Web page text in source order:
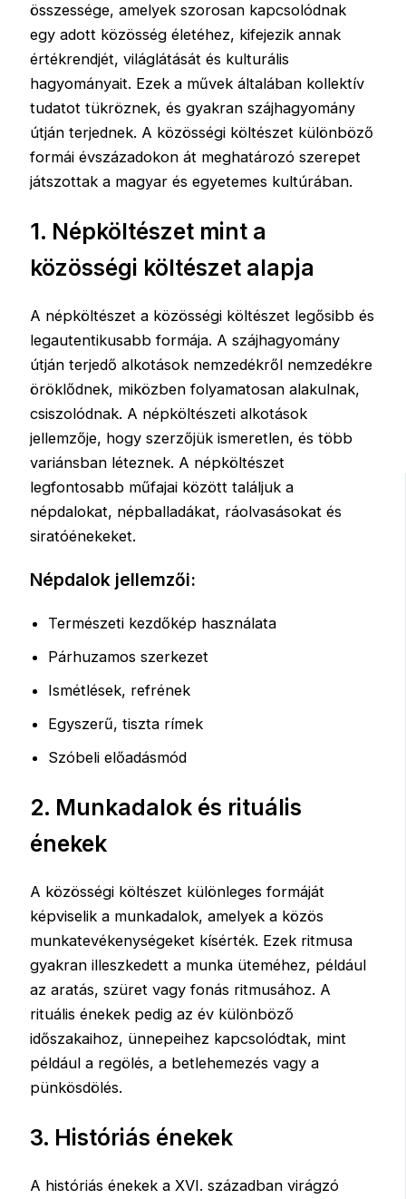
összessége, amelyek szorosan kapcsolódnak
egy adott közösség életéhez, kifejezik annak
értékrendjét, világlátását és kulturális
hagyományait. Ezek a művek általában kollektív
tudatot tükröznek, és gyakran szájhagyomány
útján terjednek. A közösségi költészet különböző
formái évszázadokon át meghatározó szerepet
játszottak a magyar és egyetemes kultúrában.
1. Népköltészet mint a
közösségi költészet alapja
A népköltészet a közösségi költészet legősibb és
legautentikusabb formája. A szájhagyomány
útján terjedő alkotások nemzedékről nemzedékre
öröklődnek, miközben folyamatosan alakulnak,
csiszolódnak. A népköltészeti alkotások
jellemzője, hogy szerzőjük ismeretlen, és több
variánsban léteznek. A népköltészet
legfontosabb műfajai között találjuk a
népdalokat, népballadákat, ráolvasásokat és
siratóénekeket.
Népdalok jellemzői:
Természeti kezdőkép használata
Párhuzamos szerkezet
Ismétlések, refrének
Egyszerű, tiszta rímek
Szóbeli előadásmód
2. Munkadalok és rituális
énekek
A közösségi költészet különleges formáját
képviselik a munkadalok, amelyek a közös
munkatevékenységeket kísérték. Ezek ritmusa
gyakran illeszkedett a munka üteméhez, például
az aratás, szüret vagy fonás ritmusához. A
rituális énekek pedig az év különböző
időszakaihoz, ünnepeihez kapcsolódtak, mint
például a regölés, a betlehemezés vagy a
pünkösdölés.
3. Históriás énekek
A históriás énekek a XVI. században virágzó